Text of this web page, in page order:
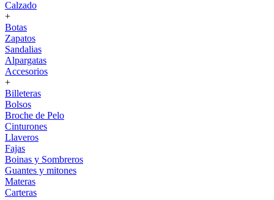
Calzado
+
Botas
Zapatos
Sandalias
Alpargatas
Accesorios
+
Billeteras
Bolsos
Broche de Pelo
Cinturones
Llaveros
Fajas
Boinas y Sombreros
Guantes y mitones
Materas
Carteras